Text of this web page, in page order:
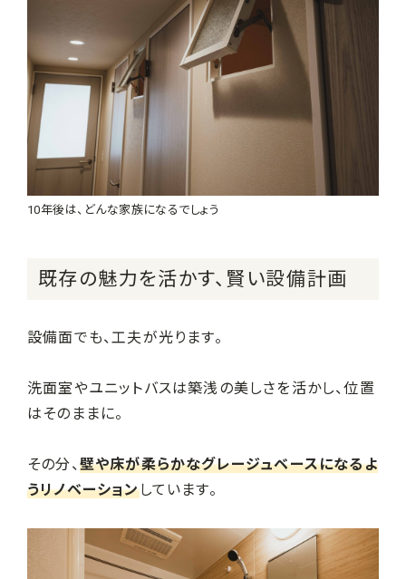
10年後は、どんな家族になるでしょう
既存の魅力を活かす、賢い設備計画
設備面でも、工夫が光ります。
洗面室やユニットバスは築浅の美しさを活かし、位置
はそのままに。
その分、壁や床が柔らかなグレージュベースになるよ
うリノベーションしています。